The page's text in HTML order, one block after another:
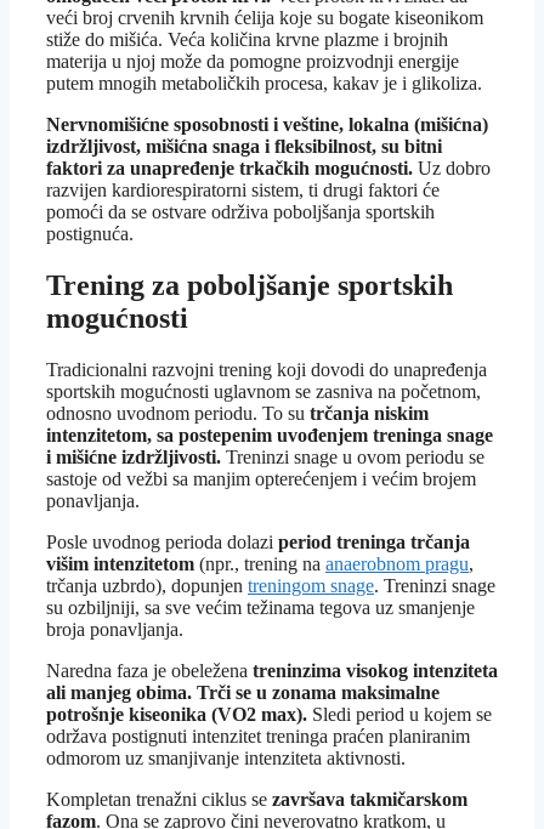
veći broj crvenih krvnih ćelija koje su bogate kiseonikom
stiže do mišića. Veća količina krvne plazme i brojnih
materija u njoj može da pomogne proizvodnji energije
putem mnogih metaboličkih procesa, kakav je i glikoliza.
Nervnomišićne sposobnosti i veštine, lokalna (mišićna)
izdržljivost, mišićna snaga i fleksibilnost, su bitni
faktori za unapređenje trkačkih mogućnosti. Uz dobro
razvijen kardiorespiratorni sistem, ti drugi faktori će
pomoći da se ostvare održiva poboljšanja sportskih
postignuća.
Trening za poboljšanje sportskih
mogućnosti
Tradicionalni razvojni trening koji dovodi do unapređenja
sportskih mogućnosti uglavnom se zasniva na početnom,
odnosno uvodnom periodu. To su trčanja niskim
intenzitetom, sa postepenim uvođenjem treninga snage
i mišićne izdržljivosti. Treninzi snage u ovom periodu se
sastoje od vežbi sa manjim opterećenjem i većim brojem
ponavljanja.
Posle uvodnog perioda dolazi period treninga trčanja
višim intenzitetom (npr., trening na anaerobnom pragu,
trčanja uzbrdo), dopunjen treningom snage. Treninzi snage
su ozbiljniji, sa sve većim težinama tegova uz smanjenje
broja ponavljanja.
Naredna faza je obeležena treninzima visokog intenziteta
ali manjeg obima. Trči se u zonama maksimalne
potrošnje kiseonika (VO2 max). Sledi period u kojem se
održava postignuti intenzitet treninga praćen planiranim
odmorom uz smanjivanje intenziteta aktivnosti.
Kompletan trenažni ciklus se završava takmičarskom
fazom. Ona se zaprovo čini neverovatno kratkom, u